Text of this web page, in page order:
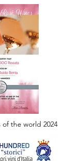
of the world 2024